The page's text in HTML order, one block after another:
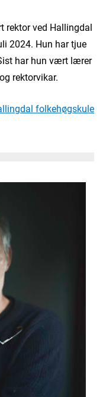
rektor ved Hallingdal
2024. Hun har tjue
har hun vært lærer
rektorvikar.
folkehøgskule